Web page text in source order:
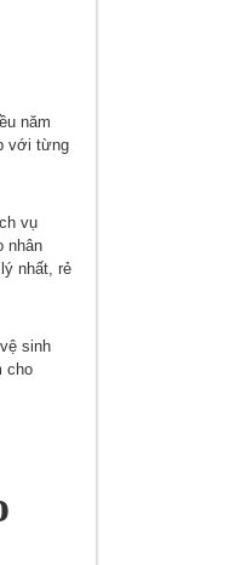
năm
với từng
vụ
nhân
nhất, rẻ
sinh
cho